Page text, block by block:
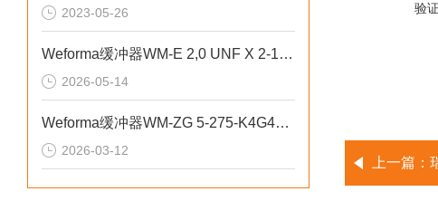
2023-05-26
Weforma缓冲器WM-E 2,0 UNF X 2-1用于工业机器人系统
2026-05-14
Weforma缓冲器WM-ZG 5-275-K4G4实现精准能量吸收与缓冲
2026-03-12
验
上一篇：